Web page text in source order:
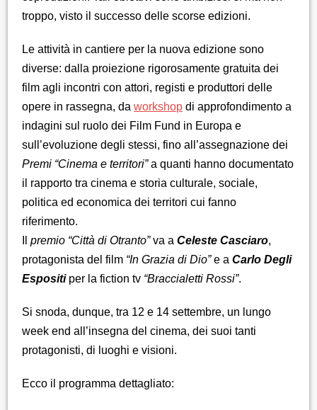
troppo, visto il successo delle scorse edizioni.
Le attività in cantiere per la nuova edizione sono
diverse: dalla proiezione rigorosamente gratuita dei
film agli incontri con attori, registi e produttori delle
opere in rassegna, daworkshop di approfondimento a
indagini sul ruolo dei Film Fund in Europa e
sull’evoluzione degli stessi, fino all’assegnazione dei
Premi “Cinema e territori”a quanti hanno documentato
il rapporto tra cinema e storia culturale, sociale,
politica ed economica dei territori cui fanno
riferimento.
Ilpremio “Città di Otranto”va aCeleste Casciaro,
protagonista del film “In Grazia di Dio”e aCarlo Degli
Espositiper la fiction tv “Braccialetti Rossi”.
Si snoda, dunque, tra 12 e 14 settembre, un lungo
week end all’insegna del cinema, dei suoi tanti
protagonisti, di luoghi e visioni.
Ecco il programma dettagliato: